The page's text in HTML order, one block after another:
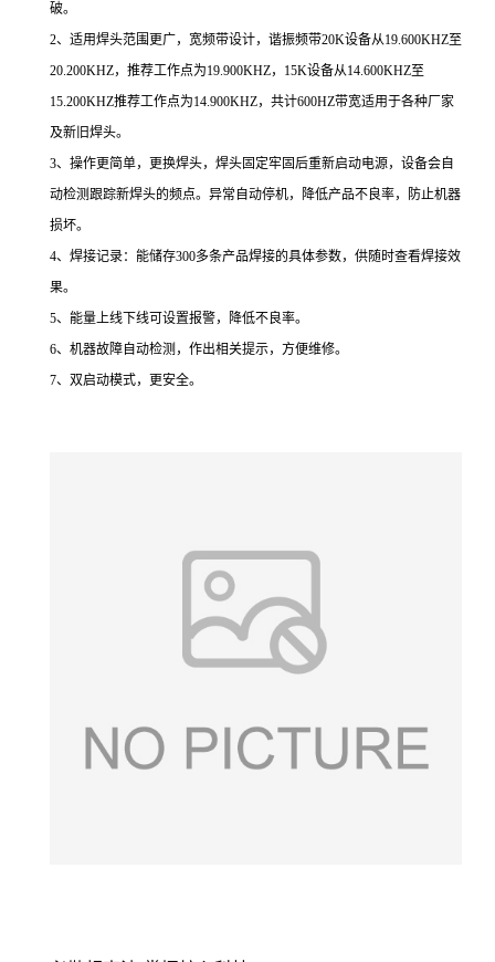
破。
2、适用焊头范围更广，宽频带设计，谐振频带20K设备从19.600KHZ至
20.200KHZ，推荐工作点为19.900KHZ，15K设备从14.600KHZ至
15.200KHZ推荐工作点为14.900KHZ，共计600HZ带宽适用于各种厂家
及新旧焊头。
3、操作更简单，更换焊头，焊头固定牢固后重新启动电源，设备会自
动检测跟踪新焊头的频点。异常自动停机，降低产品不良率，防止机器
损坏。
4、焊接记录：能储存300多条产品焊接的具体参数，供随时查看焊接效
果。
5、能量上线下线可设置报警，降低不良率。
6、机器故障自动检测，作出相关提示，方便维修。
7、双启动模式，更安全。